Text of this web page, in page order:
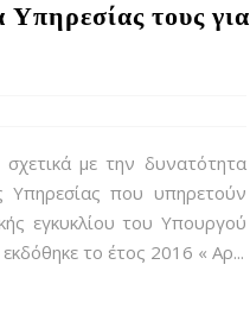
τους για
με την δυνατότητα
που υπηρετούν
εγκυκλίου του Υπουργού
το έτος 2016 « Αρ...